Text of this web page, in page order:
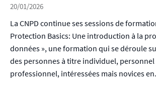
20/01/2026
La CNPD continue ses sessions de
Protection Basics: Une introduction à la
données », une formation qui se déroule
des personnes à titre individuel, personnel
professionnel, intéressées mais novices